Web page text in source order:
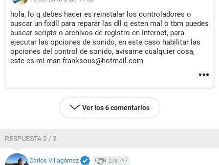
hola, lo q debes hacer es reinstalar los controladores o
buscar un fixdll para reparar las dll q esten mal o tbm puedes
buscar scripts o archivos de registro en internet, para
ejecutar las opciones de sonido, en este caso habilitar las
opciones del control de sonido, avisame cualquier cosa,
este es mi msn franksous@hotmail.com
Ver los 6 comentarios
RESPUESTA 2 / 2
Carlos Villagómez 278.797